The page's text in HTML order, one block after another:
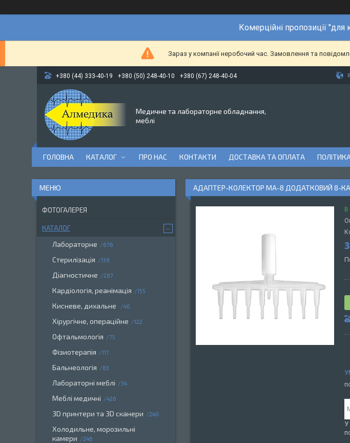
Комерційні пропозиції "для
Зараз у компанії неробочий час. Замовлення та
+380 (44) 333-40-19 +380 (50) 248-40-10 +380 (67) 248-40-04
Медичне та лабораторне обладнання,
меблі
ГОЛОВНА КАТАЛОГ ПРО НАС КОНТАКТИ ДОСТАВКА ТА ОПЛАТА
АДАПТЕР-КОЛЕКТОР MA-8 ДОДАТКОВИЙ 8-
В
У
ФОТОГАЛЕРЕЯ
КАТАЛОГ
Лабораторне 676
Стерилізація 139
Діагностичне 287
Кардіологія, реанімація 155
Кисневе, дихальне 40
Хірургічне, операційне 122
Офтальмологія 75
Фізиотерапія 117
Бальнеологія 83
Лабораторні меблі 34
Меблі медичні 426
3D принтери та 3D сканери 240
Холодильне, морозильні
камери
246